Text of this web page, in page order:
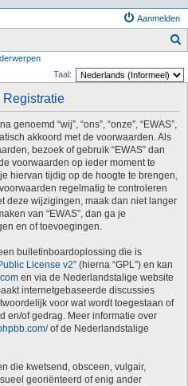
Aanmelden
Taal:
Registratie
genoemd “wij”, “ons”, “onze”, “EWAS”,
akkoord met de voorwaarden. Als
bezoek of gebruik “EWAS” dan
voorwaarden op ieder moment te
hiervan tijdig op de hoogte te brengen,
regelmatig te controleren
deze wijzigingen, maak dan niet langer
van “EWAS”, dan ga je
en of toevoegingen.
bulletinboardoplossing die is
License v2” (hierna “GPL”) en kan
en via de Nederlandstalige website
internetgebaseerde discussies
voor wat wordt toegestaan of
en/of gedrag. Meer informatie over
of de Nederlandstalige
die kwetsend, obsceen, vulgair,
georiënteerd of enig ander